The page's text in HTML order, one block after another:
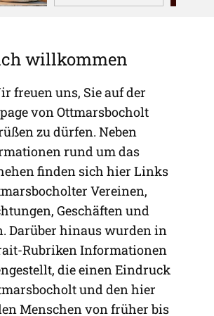
willkommen
uns, Sie auf der
von Ottmarsbocholt
zu dürfen. Neben
rund um das
finden sich hier Links
Vereinen,
Geschäften und
Darüber hinaus wurden in
Rubriken Informationen
die einen Eindruck
und den hier
Menschen von früher bis